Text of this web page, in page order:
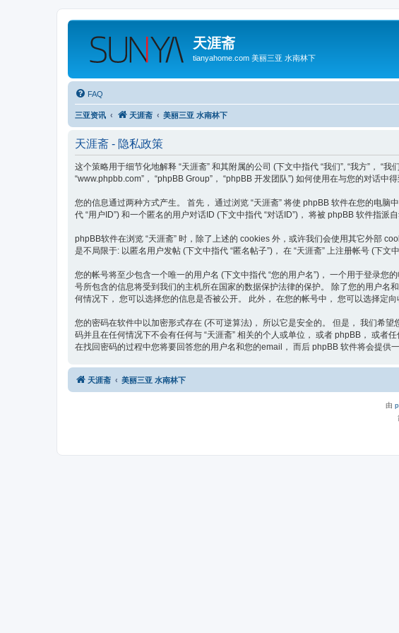
天涯斋
tianyahome.com 美丽三亚 水南林下
FAQ
三亚资讯 天涯斋 美丽三亚 水南林下
天涯斋 - 隐私政策
这个策略用于细节化地解释 “天涯斋” 和其附属的公司 (下文中指代 “我们”, “我方”， “我
“www.phpbb.com”， “phpBB Group”， “phpBB 开发团队”) 如何使用在与您的对话中
您的信息通过两种方式产生。 首先， 通过浏览 “天涯斋” 将使 phpBB 软件在您的电
代 “用户ID”) 和一个匿名的用户对话ID (下文中指代 “对话ID”)， 将被 phpBB 软件指
phpBB软件在浏览 “天涯斋” 时，除了上述的 cookies 外，或许我们会使用其它外部
是不局限于: 以匿名用户发帖 (下文中指代 “匿名帖子”)， 在 “天涯斋” 上注册帐号 (下文
您的帐号将至少包含一个唯一的用户名 (下文中指代 “您的用户名”)， 一个用于登录您
号所包含的信息将受到我们的主机所在国家的数据保护法律的保护。 除了您的用户名
何情况下， 您可以选择您的信息是否被公开。 此外， 在您的帐号中， 您可以选择定
您的密码在软件中以加密形式存在 (不可逆算法)， 所以它是安全的。 但是， 我们希
码并且在任何情况下不会有任何与 “天涯斋” 相关的个人或单位， 或者 phpBB， 或者
在找回密码的过程中您将要回答您的用户名和您的email， 而后 phpBB 软件将会提供
天涯斋 美丽三亚 水南林下
由